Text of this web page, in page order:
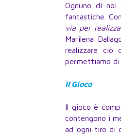
Ognuno di noi
fantastiche.
via per
Marilena
realizzare ciò
permettiamo di
Il Gioco
Il gioco è
contengono i
ad ogni tiro di